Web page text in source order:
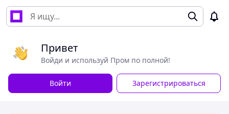
Привет
Войди и используй Пром по полной!
Войти Зарегистрироваться